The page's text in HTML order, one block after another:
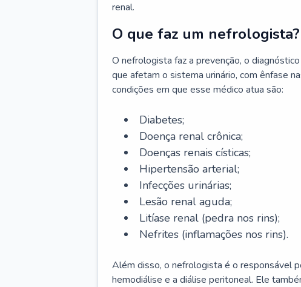
renal.
O que faz um nefrologista?
O nefrologista faz a prevenção, o
que afetam o sistema urinário, com ênfase
condições em que esse médico atua são:
Diabetes;
Doença renal crônica;
Doenças renais císticas;
Hipertensão arterial;
Infecções urinárias;
Lesão renal aguda;
Litíase renal (pedra nos rins);
Nefrites (inflamações nos rins).
Além disso, o nefrologista é o responsável
hemodiálise e a diálise peritoneal. Ele